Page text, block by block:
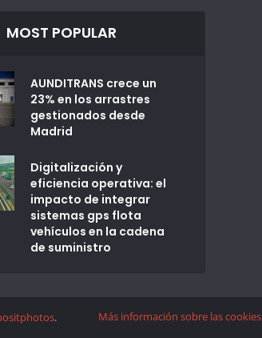
MOST POPULAR
AUNDITRANS crece un
23% en los arrastres
gestionados desde
Madrid
Digitalización y
eficiencia operativa: el
impacto de integrar
sistemas gps flota
vehículos en la cadena
de suministro
. Más información sobre las cookies